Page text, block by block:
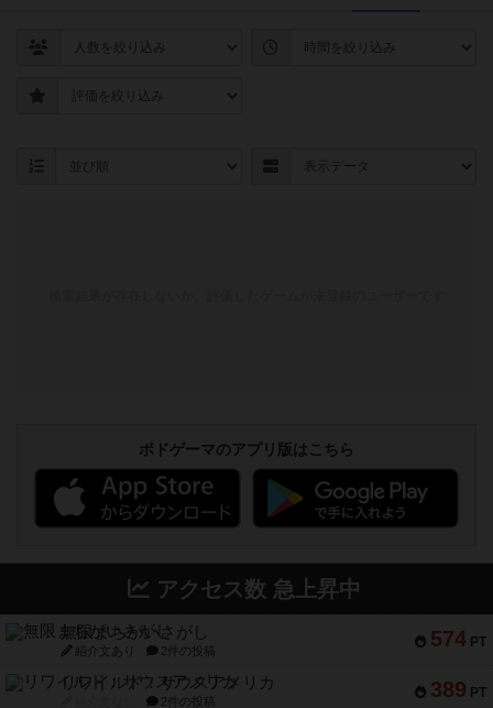
ボドゲーマのアプリ版はこちら
アクセス数 急上昇中
574 PT
無限まちがいさがし
紹介文あり 2件の投稿
389 PT
リワイルド：サウスアメリカ
2件の投稿